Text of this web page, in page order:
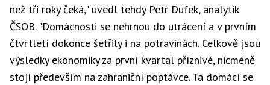
než tři roky čeká," uvedl tehdy Petr Dufek, analytik
ČSOB. "Domácnosti se nehrnou do utrácení a v prvním
čtvrtletí dokonce šetřily i na potravinách. Celkově jsou
výsledky ekonomiky za první kvartál příznivé, nicméně
stojí především na zahraniční poptávce. Ta domácí se